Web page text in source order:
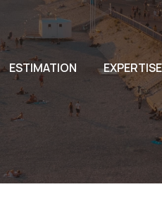
ESTIMATION EXPERTISE